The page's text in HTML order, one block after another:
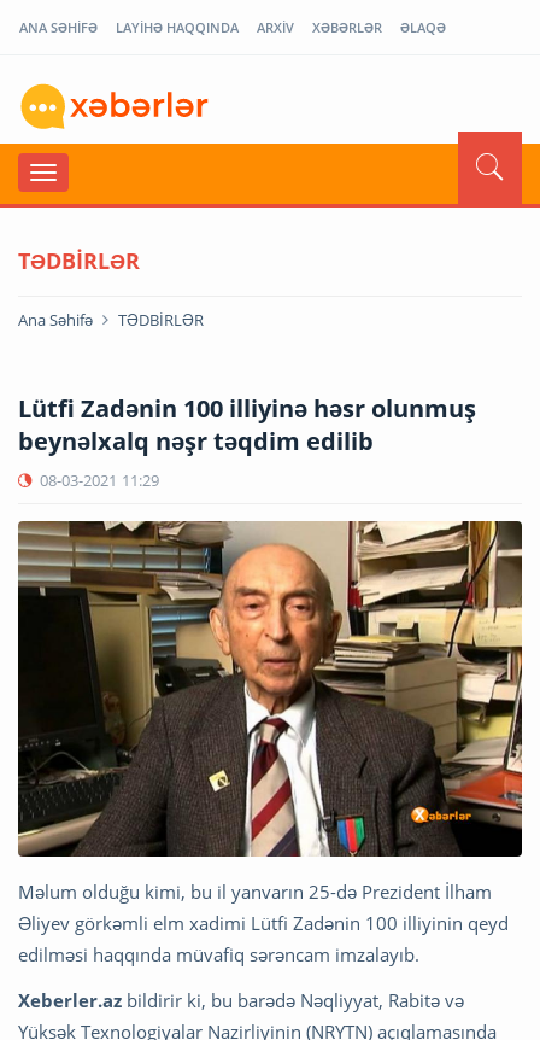
ANA SƏHİFƏ LAYİHƏ HAQQINDA ARXİV XƏBƏRLƏR ƏLAQƏ
TƏDBİRLƏR
Ana Səhifə TƏDBİRLƏR
Lütfi Zadənin 100 illiyinə həsr olunmuş
beynəlxalq nəşr təqdim edilib
08-03-2021 11:29
Məlum olduğu kimi, bu il yanvarın 25-də Prezident İlham
Əliyev görkəmli elm xadimi Lütfi Zadənin 100 illiyinin qeyd
edilməsi haqqında müvafiq sərəncam imzalayıb.
Xeberler.az bildirir ki, bu barədə Nəqliyyat, Rabitə və
Yüksək Texnologiyalar Nazirliyinin (NRYTN) açıqlamasında